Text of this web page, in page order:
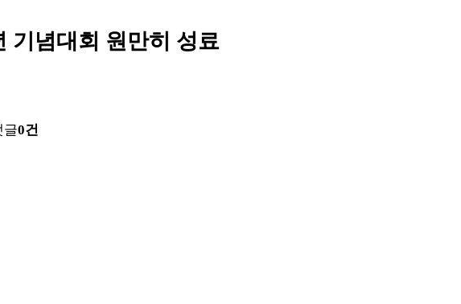
기념대회 원만히 성료
글0건